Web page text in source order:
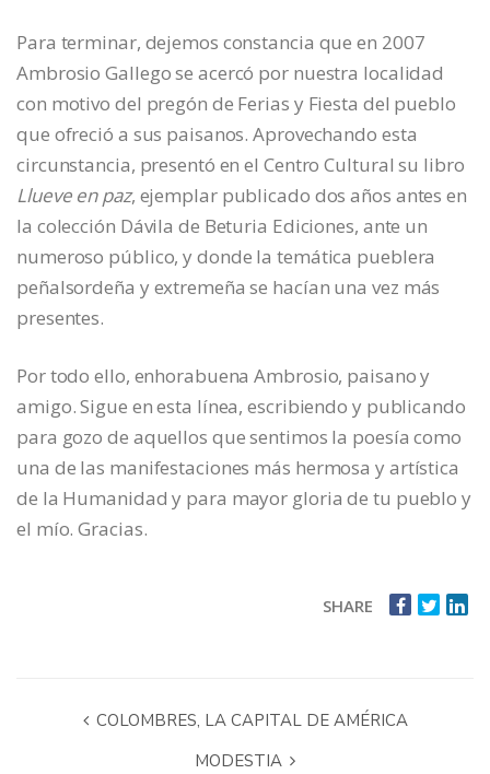
Para terminar, dejemos constancia que en 2007
Ambrosio Gallego se acercó por nuestra localidad
con motivo del pregón de Ferias y Fiesta del pueblo
que ofreció a sus paisanos. Aprovechando esta
circunstancia, presentó en el Centro Cultural su libro
Llueve en paz, ejemplar publicado dos años antes en
la colección Dávila de Beturia Ediciones, ante un
numeroso público, y donde la temática pueblera
peñalsordeña y extremeña se hacían una vez más
presentes.
Por todo ello, enhorabuena Ambrosio, paisano y
amigo. Sigue en esta línea, escribiendo y publicando
para gozo de aquellos que sentimos la poesía como
una de las manifestaciones más hermosa y artística
de la Humanidad y para mayor gloria de tu pueblo y
el mío. Gracias.
SHARE
COLOMBRES, LA CAPITAL DE AMÉRICA
MODESTIA